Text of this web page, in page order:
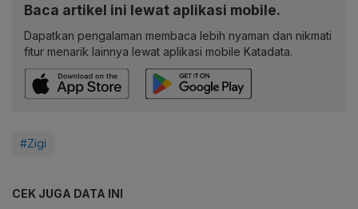
Baca artikel ini lewat aplikasi mobile.
Dapatkan pengalaman membaca lebih nyaman dan nikmati
fitur menarik lainnya lewat aplikasi mobile Katadata.
#Zigi
CEK JUGA DATA INI